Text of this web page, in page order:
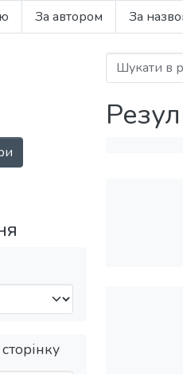
За автором За